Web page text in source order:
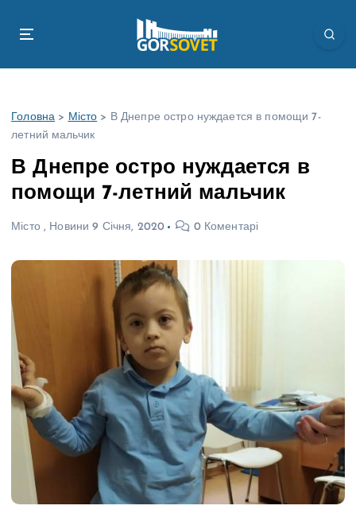
Головна > Місто > В Днепре остро нуждается в помощи 7-
летний мальчик
В Днепре остро нуждается в
помощи 7-летний мальчик
Місто, Новини 9 Січня, 2020 0 Коментарі